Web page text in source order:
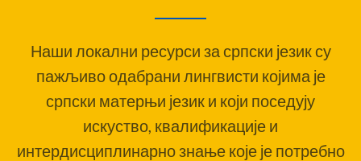
Наши локални ресурси за српски језик су
пажљиво одабрани лингвисти којима је
српски матерњи језик и који поседују
искуство, квалификације и
интердисциплинарно знање које је потребно